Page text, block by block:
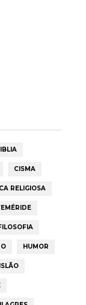
CISMA
RELIGIOSA
HUMOR
ISLÃO